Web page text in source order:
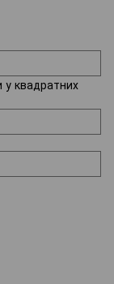
у квадратних